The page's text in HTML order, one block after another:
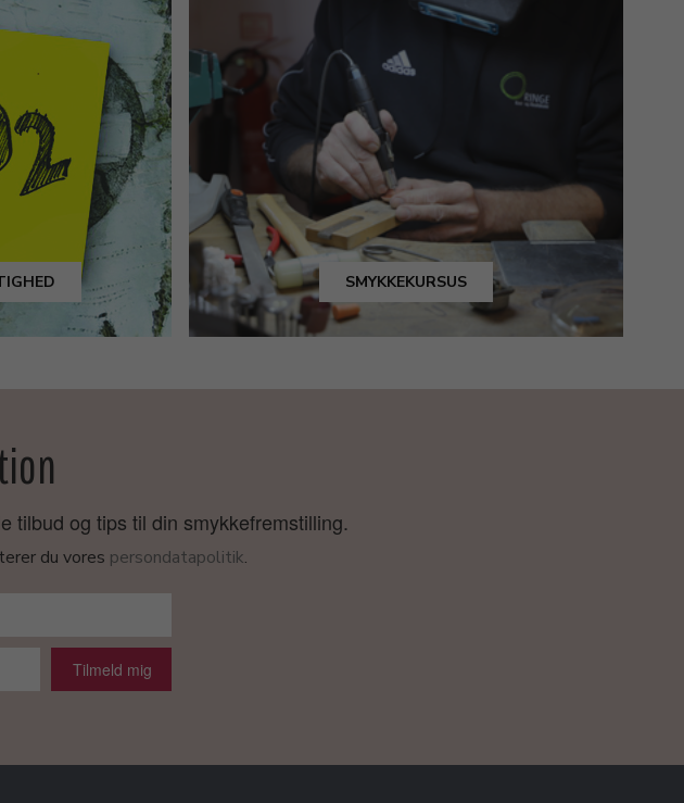
SMYKKEKURSUS
tilbud og tips til din smykkefremstilling.
du vores persondatapolitik.
Tilmeld mig